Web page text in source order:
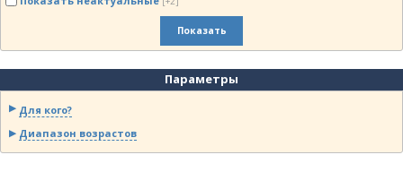
Показать
Параметры
Для кого?
Диапазон возрастов